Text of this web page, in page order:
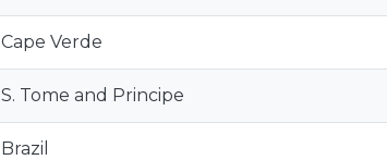
Cape Verde
S. Tome and Principe
Brazil